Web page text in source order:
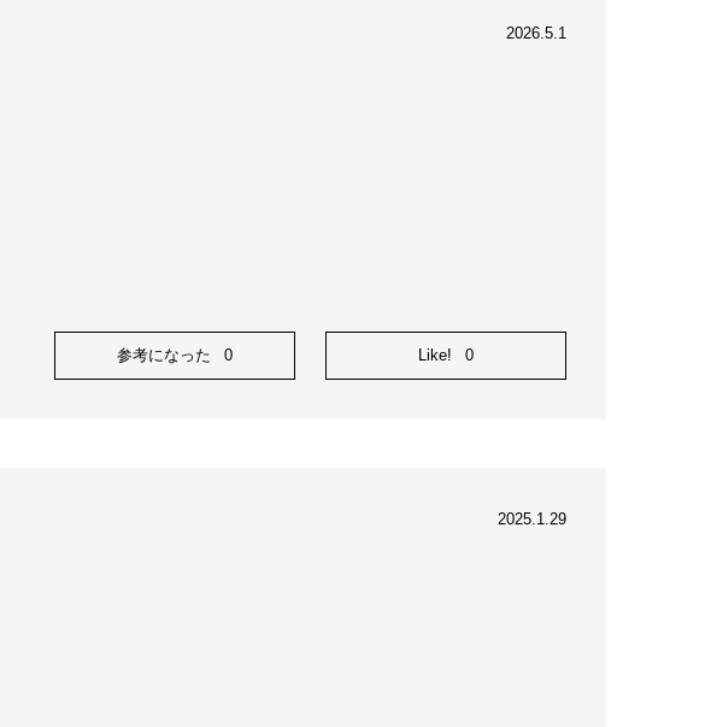
2026.5.1
参考になった 0 Like! 0
2025.1.29